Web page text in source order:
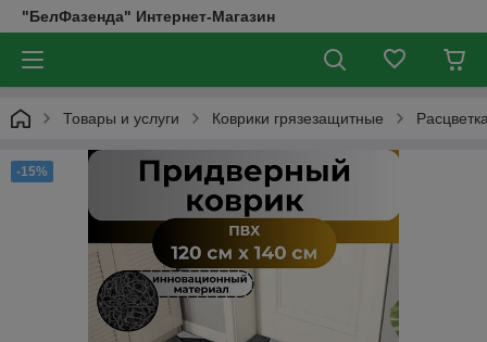
"БелФазенда" Интернет-Магазин
Товары и услуги Коврики грязезащитные
-15%